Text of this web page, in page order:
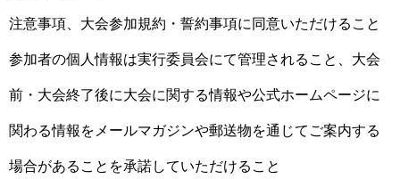
注意事項、大会参加規約・誓約事項に同意いただけること
参加者の個人情報は実行委員会にて管理されること、大会
前・大会終了後に大会に関する情報や公式ホームページに
関わる情報をメールマガジンや郵送物を通じてご案内する
場合があることを承諾していただけること